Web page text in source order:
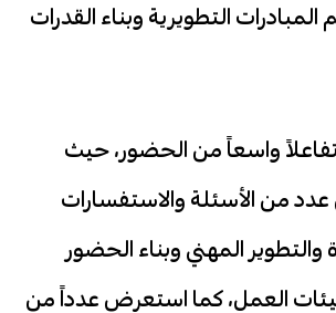
التطويرية وبناء القدرات
واسعاً من الحضور، حيث
من الأسئلة والاستفسارات
والتطوير المهني وبناء الحضور
العمل، كما استعرض عدداً من